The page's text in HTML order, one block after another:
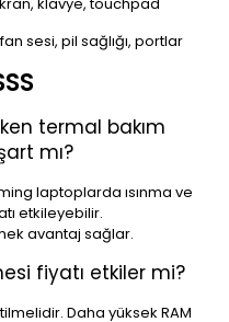
sesi, pil sağlığı, portlar
termal bakım
mı?
laptoplarda ısınma ve
etkileyebilir.
avantaj sağlar.
fiyatı etkiler mi?
Daha yüksek RAM